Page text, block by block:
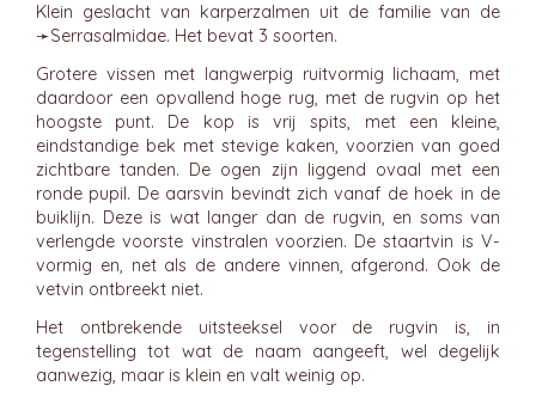
Klein geslacht van karperzalmen uit de familie van de
➛Serrasalmidae. Het bevat 3 soorten.
Grotere vissen met langwerpig ruitvormig lichaam, met
daardoor een opvallend hoge rug, met de rugvin op het
hoogste punt. De kop is vrij spits, met een kleine,
eindstandige bek met stevige kaken, voorzien van goed
zichtbare tanden. De ogen zijn liggend ovaal met een
ronde pupil. De aarsvin bevindt zich vanaf de hoek in de
buiklijn. Deze is wat langer dan de rugvin, en soms van
verlengde voorste vinstralen voorzien. De staartvin is V-
vormig en, net als de andere vinnen, afgerond. Ook de
vetvin ontbreekt niet.
Het ontbrekende uitsteeksel voor de rugvin is, in
tegenstelling tot wat de naam aangeeft, wel degelijk
aanwezig, maar is klein en valt weinig op.